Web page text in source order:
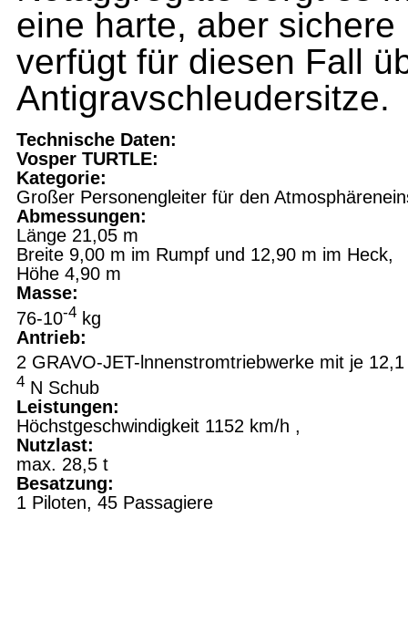
eine harte, aber
verfügt für diesen Fall
Antigravschleudersitze.
Technische Daten:
Vosper TURTLE:
Kategorie:
Großer Personengleiter für den
Abmessungen:
Länge 21,05 m
Breite 9,00 m im Rumpf und 12,90 m im Heck,
Höhe 4,90 m
Masse:
76-10-4 kg
Antrieb:
2 GRAVO-JET-lnnenstromtriebwerke mit je
4 N Schub
Leistungen:
Höchstgeschwindigkeit 1152 km/h ,
Nutzlast:
max. 28,5 t
Besatzung:
1 Piloten, 45 Passagiere